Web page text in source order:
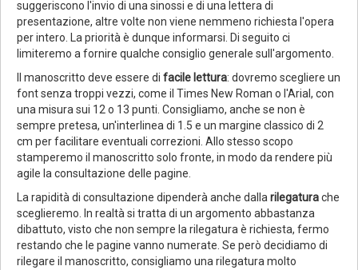
suggeriscono l'invio di una sinossi e di una lettera di
presentazione, altre volte non viene nemmeno richiesta l'opera
per intero. La priorità è dunque informarsi. Di seguito ci
limiteremo a fornire qualche consiglio generale sull'argomento.
Il manoscritto deve essere di facile lettura: dovremo scegliere un
font senza troppi vezzi, come il Times New Roman o l'Arial, con
una misura sui 12 o 13 punti. Consigliamo, anche se non è
sempre pretesa, un'interlinea di 1.5 e un margine classico di 2
cm per facilitare eventuali correzioni. Allo stesso scopo
stamperemo il manoscritto solo fronte, in modo da rendere più
agile la consultazione delle pagine.
La rapidità di consultazione dipenderà anche dallarilegaturache
sceglieremo. In realtà si tratta di un argomento abbastanza
dibattuto, visto che non sempre la rilegatura è richiesta, fermo
restando che le pagine vanno numerate. Se però decidiamo di
rilegare il manoscritto, consigliamo una rilegatura molto